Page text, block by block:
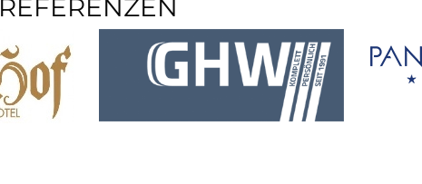
REFERENZEN